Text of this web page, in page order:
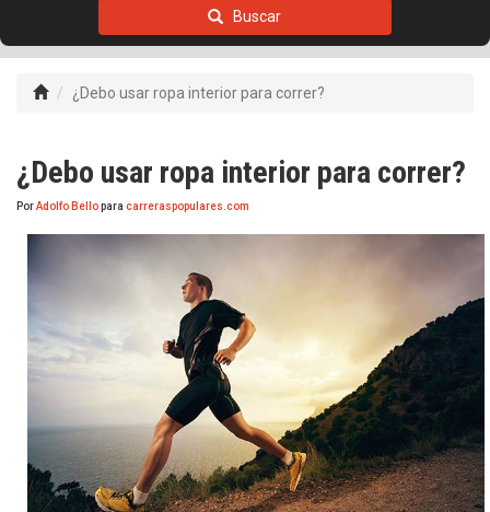
Buscar
¿Debo usar ropa interior para correr?
¿Debo usar ropa interior para correr?
PorAdolfo Bellopara carreraspopulares.com